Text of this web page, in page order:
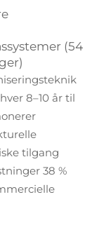
(54
8–10 år til
tilgang
38 %